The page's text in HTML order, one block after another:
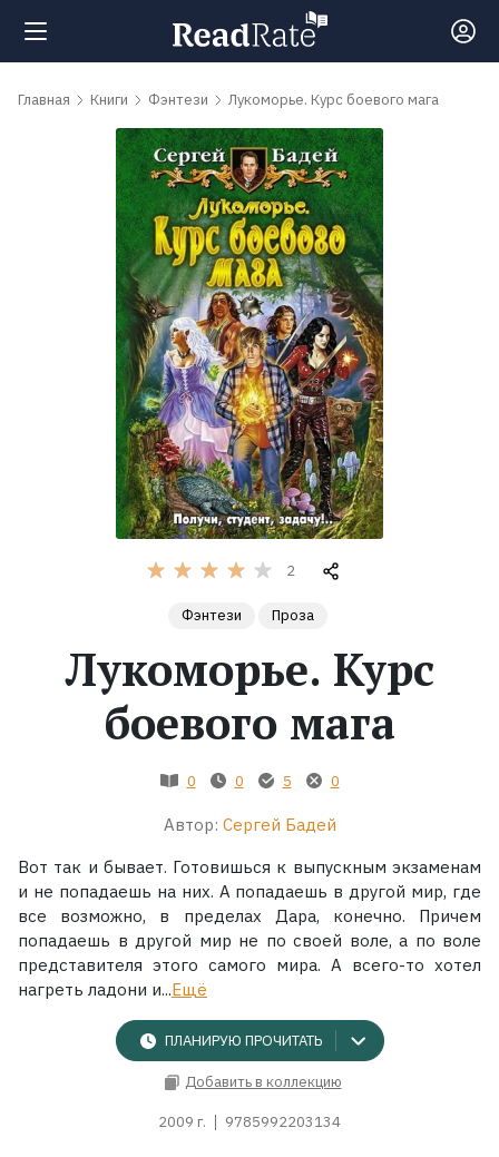
Поиск
Рейтинги
обсуждаемые
Экранизации
Коллекции
Главная Книги Фэнтези Лукоморье. Курс боевого мага
2
Фэнтези Проза
Лукоморье. Курс
боевого мага
0 0 5 0
Автор: Сергей Бадей
Вот так и бывает. Готовишься к выпускным экзаменам
и не попадаешь на них. А попадаешь в другой мир, где
все возможно, в пределах Дара, конечно. Причем
попадаешь в другой мир не по своей воле, а по воле
представителя этого самого мира. А всего-то хотел
нагреть ладони и...Ещё
ПЛАНИРУЮ ПРОЧИТАТЬ
Добавить в коллекцию
2009 г. 9785992203134